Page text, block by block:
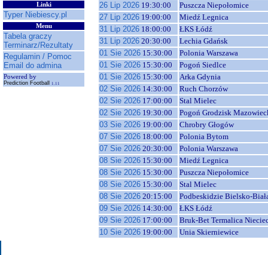
Linki
Typer Niebiescy.pl
Menu
Tabela graczy
Terminarz/Rezultaty
Regulamin / Pomoc
Email do admina
Powered by
Prediction Football 1.11
26 Lip 2026 19:30:00
Puszcza Niepołomice
27 Lip 2026 19:00:00
Miedź Legnica
31 Lip 2026 18:00:00
ŁKS Łódź
31 Lip 2026 20:30:00
Lechia Gdańsk
01 Sie 2026 15:30:00
Polonia Warszawa
01 Sie 2026 15:30:00
Pogoń Siedlce
01 Sie 2026 15:30:00
Arka Gdynia
02 Sie 2026 14:30:00
Ruch Chorzów
02 Sie 2026 17:00:00
Stal Mielec
02 Sie 2026 19:30:00
Pogoń Grodzisk
03 Sie 2026 19:00:00
Chrobry Głogów
07 Sie 2026 18:00:00
Polonia Bytom
07 Sie 2026 20:30:00
Polonia Warszawa
08 Sie 2026 15:30:00
Miedź Legnica
08 Sie 2026 15:30:00
Puszcza Niepołomice
08 Sie 2026 15:30:00
Stal Mielec
08 Sie 2026 20:15:00
Podbeskidzie Bielsko-
09 Sie 2026 14:30:00
ŁKS Łódź
09 Sie 2026 17:00:00
Bruk-Bet Termalica
10 Sie 2026 19:00:00 Unia Skierniewice